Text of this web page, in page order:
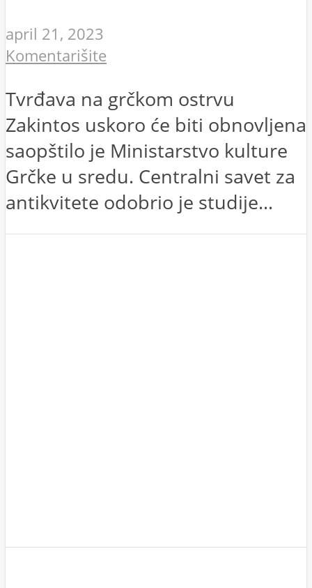
april 21, 2023
Komentarišite
Tvrđava na grčkom ostrvu
Zakintos uskoro će biti obnovljena
saopštilo je Ministarstvo kulture
Grčke u sredu. Centralni savet za
antikvitete odobrio je studije...